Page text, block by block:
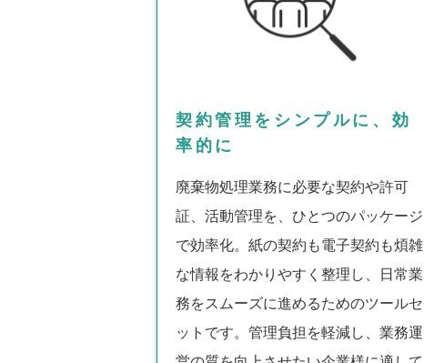
契約管理をシンプルに、効
率的に
廃棄物処理業務に必要な契約や許可
証、活動管理を、ひとつのパッケージ
で効率化。紙の契約も電子契約も煩雑
な情報をわかりやすく整理し、日常業
務をスムーズに進めるためのツールセ
ットです。管理負担を軽減し、業務運